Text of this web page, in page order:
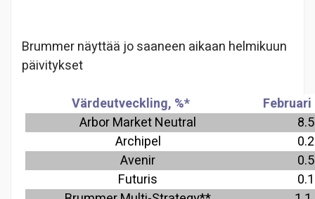
Brummer näyttää jo saaneen aikaan helmikuun
päivitykset
Värdeutveckling, %*
Februari
Arbor Market Neutral
8.5
Archipel
0.2
Avenir
0.5
Futuris
0.1